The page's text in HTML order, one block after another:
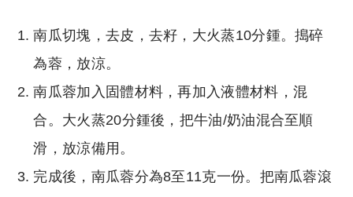
南瓜切塊，去皮，去籽，大火蒸10分鍾。搗碎
為蓉，放涼。
南瓜蓉加入固體材料，再加入液體材料，混
合。大火蒸20分鍾後，把牛油/奶油混合至順
滑，放涼備用。
完成後，南瓜蓉分為8至11克一份。把南瓜蓉滾